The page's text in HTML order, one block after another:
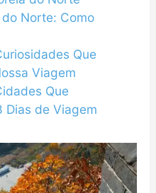
Norte: Como
Que
Viagem
Que
Dias de Viagem